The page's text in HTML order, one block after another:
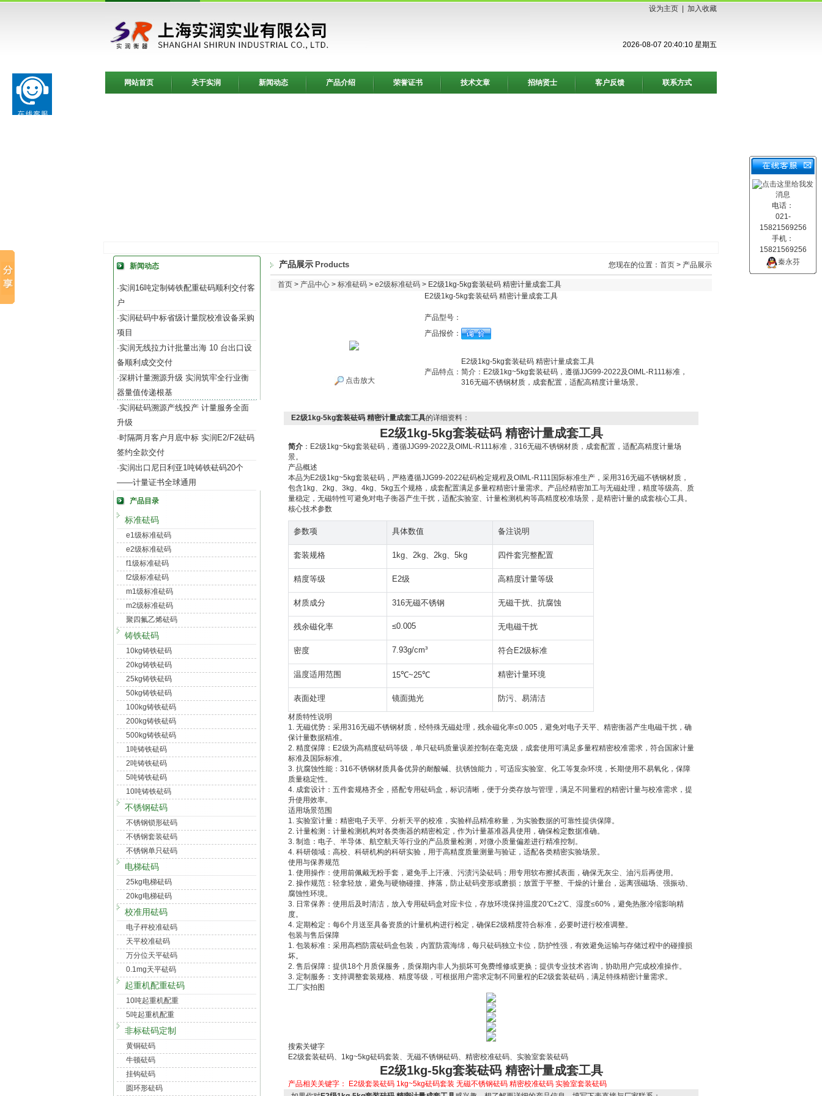
设为主页 加入收藏
2026-08-07 20:40:10 星期五
网站首页 关于实润 新闻动态 产品介绍 荣誉证书 技术文章 招纳贤士 客户反馈 联系方式
新闻动态
·实润16吨定制铸铁配重砝码顺利交付客
户
·实润砝码中标省级计量院校准设备采购
项目
·实润无线拉力计批量出海 10 台出口设
备顺利成交交付
·深耕计量溯源升级 实润筑牢全行业衡
器量值传递根基
·实润砝码溯源产线投产 计量服务全面
升级
·时隔两月客户月底中标 实润E2/F2砝码
签约全款交付
·实润出口尼日利亚1吨铸铁砝码20个
——计量证书全球通用
产品目录
标准砝码
e1级标准砝码
e2级标准砝码
f1级标准砝码
f2级标准砝码
m1级标准砝码
m2级标准砝码
聚四氟乙烯砝码
铸铁砝码
10kg铸铁砝码
20kg铸铁砝码
25kg铸铁砝码
50kg铸铁砝码
100kg铸铁砝码
200kg铸铁砝码
500kg铸铁砝码
1吨铸铁砝码
2吨铸铁砝码
5吨铸铁砝码
10吨铸铁砝码
不锈钢砝码
不锈钢锁形砝码
不锈钢套装砝码
不锈钢单只砝码
电梯砝码
25kg电梯砝码
20kg电梯砝码
校准用砝码
电子秤校准砝码
天平校准砝码
万分位天平砝码
0.1mg天平砝码
起重机配重砝码
10吨起重机配重
5吨起重机配重
非标砝码定制
黄铜砝码
牛顿砝码
挂钩砝码
圆环形砝码
产品展示 Products 您现在的位置： 首页 > 产品展示
首页 > 产品中心 > 标准砝码 > e2级标准砝码 > E2级1kg-5kg套装砝码 精密计量成套工具
E2级1kg-5kg套装砝码 精密计量成套工具
点击放大
产品型号：
产品报价：
产品特点：
E2级1kg-5kg套装砝码 精密计量成套工具
简介：E2级1kg~5kg套装砝码，遵循JJG99-2022及OIML-R111标准，
316无磁不锈钢材质，成套配置，适配高精度计量场景。
E2级1kg-5kg套装砝码 精密计量成套工具的详细资料：
E2级1kg-5kg套装砝码 精密计量成套工具
简介 ：E2级1kg~5kg套装砝码，遵循JJG99-2022及OIML-R111标准，316无磁不锈钢材质，成套配置，适配高精度计量场
景。
产品概述
本品为E2级1kg~5kg套装砝码，严格遵循JJG99-2022砝码检定规程及OIML-R111国际标准生产，采用316无磁不锈钢材质，
包含1kg、2kg、3kg、4kg、5kg五个规格，成套配置满足多量程精密计量需求。产品经精密加工与无磁处理，精度等级高、质
量稳定，无磁特性可避免对电子衡器产生干扰，适配实验室、计量检测机构等高精度校准场景，是精密计量的成套核心工具。
核心技术参数
参数项 具体数值 备注说明
套装规格 1kg、2kg、2kg、5kg 四件套完整配置
精度等级 E2级 高精度计量等级
材质成分 316无磁不锈钢 无磁干扰、抗腐蚀
残余磁化率 ≤0.005 无电磁干扰
密度 7.93g/cm³ 符合E2级标准
温度适用范围 15℃~25℃ 精密计量环境
表面处理 镜面抛光 防污、易清洁
材质特性说明
1. 无磁优势：采用316无磁不锈钢材质，经特殊无磁处理，残余磁化率≤0.005，避免对电子天平、精密衡器产生电磁干扰，确
保计量数据精准。
2. 精度保障：E2级为高精度砝码等级，单只砝码质量误差控制在毫克级，成套使用可满足多量程精密校准需求，符合国家计量
标准及国际标准。
3. 抗腐蚀性能：316不锈钢材质具备优异的耐酸碱、抗锈蚀能力，可适应实验室、化工等复杂环境，长期使用不易氧化，保障
质量稳定性。
4. 成套设计：五件套规格齐全，搭配专用砝码盒，标识清晰，便于分类存放与管理，满足不同量程的精密计量与校准需求，提
升使用效率。
适用场景范围
1. 实验室计量：精密电子天平、分析天平的校准，实验样品精准称量，为实验数据的可靠性提供保障。
2. 计量检测：计量检测机构对各类衡器的精密检定，作为计量基准器具使用，确保检定数据准确。
3. 制造：电子、半导体、航空航天等行业的产品质量检测，对微小质量偏差进行精准控制。
4. 科研领域：高校、科研机构的科研实验，用于高精度质量测量与验证，适配各类精密实验场景。
使用与保养规范
1. 使用操作：使用前佩戴无粉手套，避免手上汗液、污渍污染砝码；用专用软布擦拭表面，确保无灰尘、油污后再使用。
2. 操作规范：轻拿轻放，避免与硬物碰撞、摔落，防止砝码变形或磨损；放置于平整、干燥的计量台，远离强磁场、强振动、
腐蚀性环境。
3. 日常保养：使用后及时清洁，放入专用砝码盒对应卡位，存放环境保持温度20℃±2℃、湿度≤60%，避免热胀冷缩影响精
度。
4. 定期检定：每6个月送至具备资质的计量机构进行检定，确保E2级精度符合标准，必要时进行校准调整。
包装与售后保障
1. 包装标准：采用高档防震砝码盒包装，内置防震海绵，每只砝码独立卡位，防护性强，有效避免运输与存储过程中的碰撞损
坏。
2. 售后保障：提供18个月质保服务，质保期内非人为损坏可免费维修或更换；提供专业技术咨询，协助用户完成校准操作。
3. 定制服务：支持调整套装规格、精度等级，可根据用户需求定制不同量程的E2级套装砝码，满足特殊精密计量需求。
工厂实拍图
搜索关键字
E2级套装砝码、1kg~5kg砝码套装、无磁不锈钢砝码、精密校准砝码、实验室套装砝码
E2级1kg-5kg套装砝码 精密计量成套工具
产品相关关键字： E2级套装砝码 1kg~5kg砝码套装 无磁不锈钢砝码 精密校准砝码 实验室套装砝码
电话：
021-
15821569256
手机：
15821569256
秦永芬